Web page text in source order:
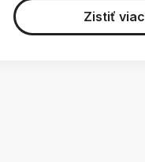
Zistiť viac